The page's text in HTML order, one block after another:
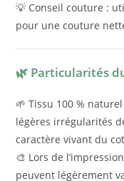
💡 Conseil couture :
pour une couture
🌿 Particularités
🌱 Tissu 100 %
légères irrégularités
caractère vivant du
🎨 Lors de
peuvent légèrement